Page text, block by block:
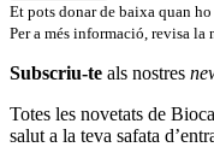
Et pots donar de baixa quan ho
Per a més informació, revisa la
Subscriu-te als nostres
Totes les novetats de
salut a la teva safata